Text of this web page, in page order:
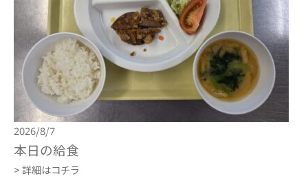
2026/8/7
本日の給食
> 詳細はコチラ